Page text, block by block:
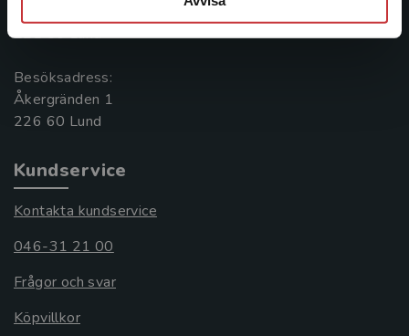
221 00 Lund
Besöksadress:
Åkergränden 1
Kundservice
Kontakta kundservice
046-31 21 00
Frågor och svar
Köpvillkor